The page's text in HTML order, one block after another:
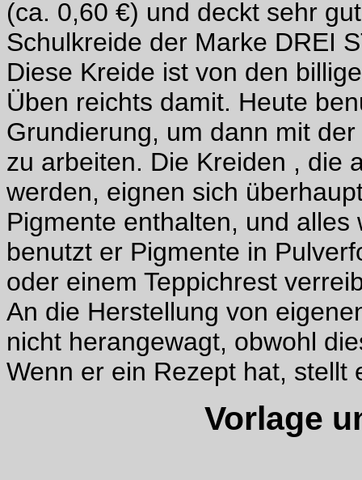
(ca. 0,60 €) und deckt sehr
Schulkreide der Marke DREI
Diese Kreide ist von den
Üben reichts damit. Heute
Grundierung, um dann mit
zu arbeiten. Die Kreiden , die
werden, eignen sich
Pigmente enthalten, und
benutzt er Pigmente in
oder einem Teppichrest
An die Herstellung von
nicht herangewagt, obwohl
Wenn er ein Rezept hat, stellt
Vorlage